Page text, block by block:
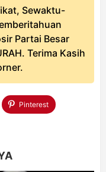
Sewaktu-
Partai Besar
Terima Kasih
Pinterest